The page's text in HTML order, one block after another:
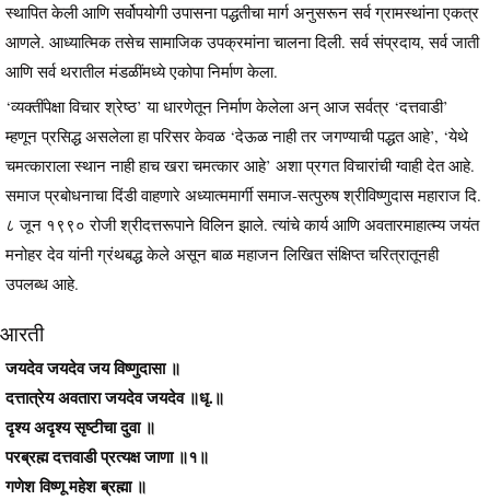
स्थापित केली आणि सर्वोपयोगी उपासना पद्धतीचा मार्ग अनुसरून सर्व ग्रामस्थांना एकत्र
आणले. आध्यात्मिक तसेच सामाजिक उपक्रमांना चालना दिली. सर्व संप्रदाय, सर्व जाती
आणि सर्व थरातील मंडळींमध्ये एकोपा निर्माण केला.
‘व्यक्तींपेक्षा विचार श्रेष्ठ’ या धारणेतून निर्माण केलेला अन् आज सर्वत्र ‘दत्तवाडी’
म्हणून प्रसिद्ध असलेला हा परिसर केवळ ‘देऊळ नाही तर जगण्याची पद्धत आहे’, ‘येथे
चमत्काराला स्थान नाही हाच खरा चमत्कार आहे’ अशा प्रगत विचारांची ग्वाही देत आहे.
समाज प्रबोधनाचा दिंडी वाहणारे अध्यात्ममार्गी समाज-सत्पुरुष श्रीविष्णुदास महाराज दि.
८ जून १९९० रोजी श्रीदत्तरूपाने विलिन झाले. त्यांचे कार्य आणि अवतारमाहात्म्य जयंत
मनोहर देव यांनी ग्रंथबद्ध केले असून बाळ महाजन लिखित संक्षिप्त चरित्रातूनही
उपलब्ध आहे.
आरती
जयदेव जयदेव जय विष्णुदासा ॥
दत्तात्रेय अवतारा जयदेव जयदेव ॥धृ.॥
दृश्य अदृश्य सृष्टीचा दुवा ॥
परब्रह्म दत्तवाडी प्रत्यक्ष जाणा ॥१॥
गणेश विष्णू महेश ब्रह्मा ॥